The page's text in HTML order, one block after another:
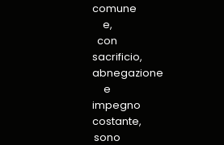
comune
e,
con
sacrificio,
abnegazione
e
impegno
costante,
sono